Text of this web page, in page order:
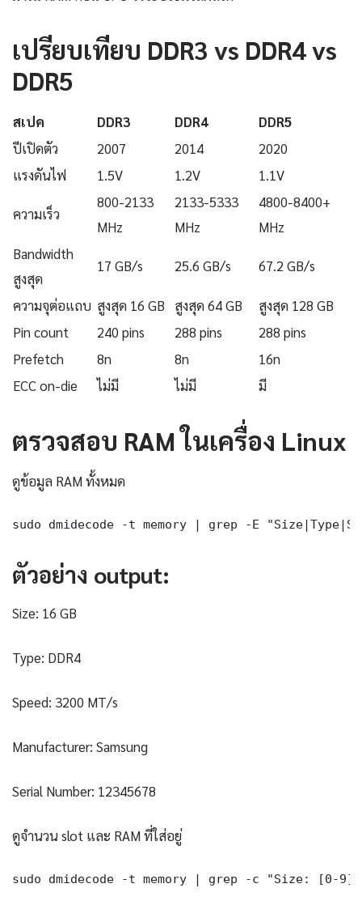
เปรียบเทียบ DDR3 vs DDR4 vs
DDR5
สเปค DDR3 DDR4
DDR5
ปีเปิดตัว
2007 2014
2020
แรงดันไฟ
1.5V 1.2V 1.1V
ความเร็ว
800-2133
MHz
2133-5333
MHz
4800-8400+
MHz
Bandwidth
สูงสุด
17 GB/s 25.6 GB/s 67.2 GB/s
ความจุต่อแถบ สูงสุด 16 GB สูงสุด 64 GB
สูงสุด 128 GB
Pin count
240 pins 288 pins
288 pins
Prefetch
8n 8n
16n
ECC on-die
ไม่มี ไม่มี มี
ตรวจสอบ RAM ในเครื่อง Linux
ดูข้อมูล RAM ทั้งหมด
sudo dmidecode -t memory | grep -E
ตัวอย่าง output:
Size: 16 GB
Type: DDR4
Speed: 3200 MT/s
Manufacturer: Samsung
Serial Number: 12345678
ดูจำนวน slot และ RAM ที่ใส่อยู่
sudo dmidecode -t memory | grep -c "Size: [0-9]"